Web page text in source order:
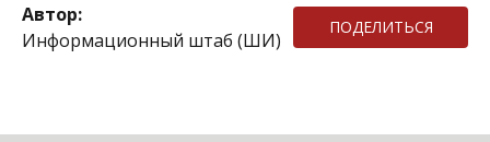
Автор:
Информационный штаб (ШИ)
ПОДЕЛИТЬСЯ